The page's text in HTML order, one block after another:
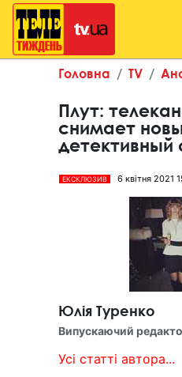
Головна TV
Плут:
снимает
детективный
ЕКСКЛЮЗИВ 6 квітня 2021
Юлія Туренко
Випускаючий
Усі статті автора...